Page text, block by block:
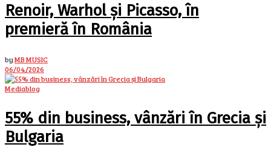
Renoir, Warhol și Picasso, în
premieră în România
byMB MUSIC
06/04/2026
Mediablog
55% din business, vânzări în Grecia și
Bulgaria